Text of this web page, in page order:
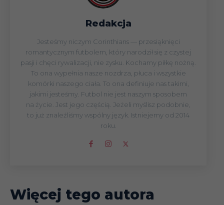
Redakcja
Jesteśmy niczym Corinthians — przesiąknięci
romantycznym futbolem, który narodził się z czystej
pasji i chęci rywalizacji, nie zysku. Kochamy piłkę nożną.
To ona wypełnia nasze nozdrza, płuca i wszystkie
komórki naszego ciała. To ona definiuje nas takimi,
jakimi jesteśmy. Futbol nie jest naszym sposobem
na życie. Jest jego częścią. Jeżeli myślisz podobnie,
to już znaleźliśmy wspólny język. Istniejemy od 2014
roku.
Więcej tego autora